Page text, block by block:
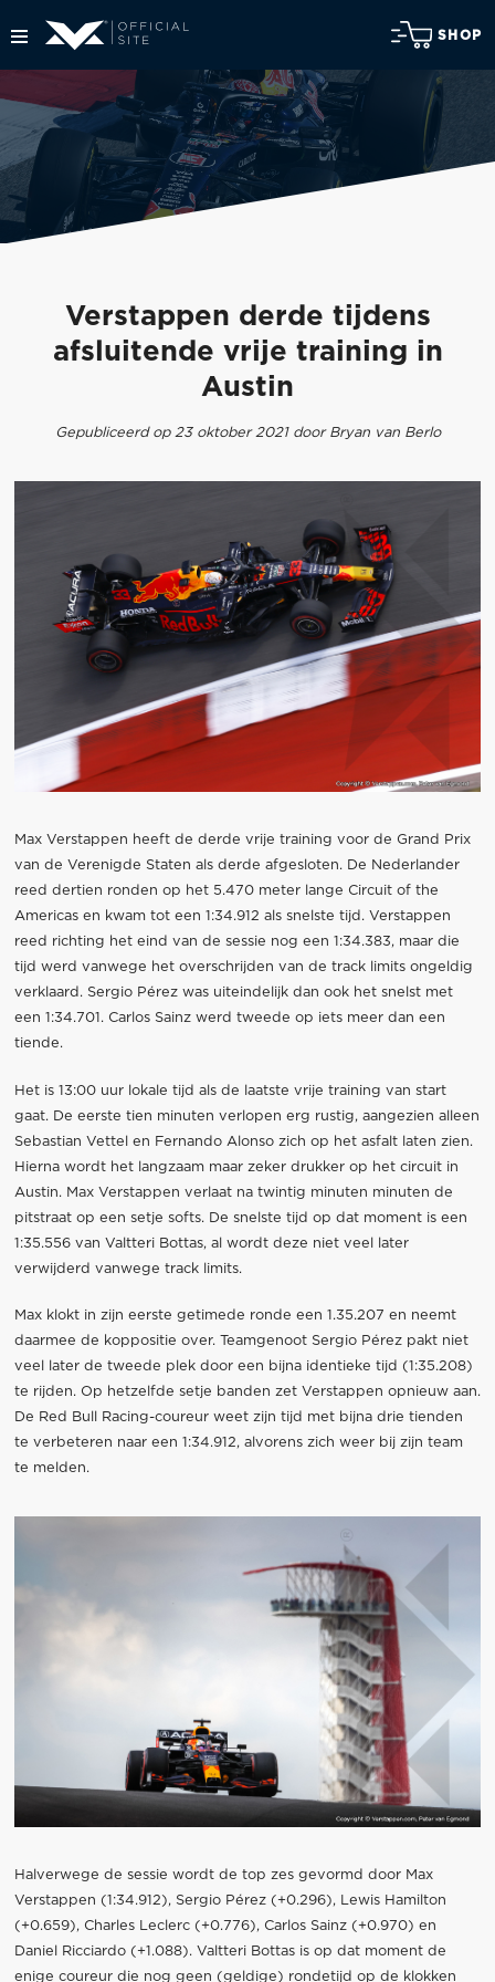
SHOP
Verstappen derde tijdens
afsluitende vrije training in
Austin
Gepubliceerd op 23 oktober 2021 door Bryan van Berlo
Max Verstappen heeft de derde vrije training voor de Grand Prix
van de Verenigde Staten als derde afgesloten. De Nederlander
reed dertien ronden op het 5.470 meter lange Circuit of the
Americas en kwam tot een 1:34.912 als snelste tijd. Verstappen
reed richting het eind van de sessie nog een 1:34.383, maar die
tijd werd vanwege het overschrijden van de track limits ongeldig
verklaard. Sergio Pérez was uiteindelijk dan ook het snelst met
een 1:34.701. Carlos Sainz werd tweede op iets meer dan een
tiende.
Het is 13:00 uur lokale tijd als de laatste vrije training van start
gaat. De eerste tien minuten verlopen erg rustig, aangezien alleen
Sebastian Vettel en Fernando Alonso zich op het asfalt laten zien.
Hierna wordt het langzaam maar zeker drukker op het circuit in
Austin. Max Verstappen verlaat na twintig minuten minuten de
pitstraat op een setje softs. De snelste tijd op dat moment is een
1:35.556 van Valtteri Bottas, al wordt deze niet veel later
verwijderd vanwege track limits.
Max klokt in zijn eerste getimede ronde een 1.35.207 en neemt
daarmee de koppositie over. Teamgenoot Sergio Pérez pakt niet
veel later de tweede plek door een bijna identieke tijd (1:35.208)
te rijden. Op hetzelfde setje banden zet Verstappen opnieuw aan.
De Red Bull Racing-coureur weet zijn tijd met bijna drie tienden
te verbeteren naar een 1:34.912, alvorens zich weer bij zijn team
te melden.
Halverwege de sessie wordt de top zes gevormd door Max
Verstappen (1:34.912), Sergio Pérez (+0.296), Lewis Hamilton
(+0.659), Charles Leclerc (+0.776), Carlos Sainz (+0.970) en
Daniel Ricciardo (+1.088). Valtteri Bottas is op dat moment de
enige coureur die nog geen (geldige) rondetijd op de klokken